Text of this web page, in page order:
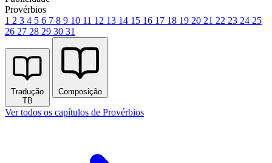
Provérbios
1 2 3 4 5 6 7 8 9 10 11 12 13 14 15 16 17 18 19 20 21 22 23 24 25
26 27 28 29 30 31
Tradução
TB
Composição
Ver todos os capítulos de Provérbios